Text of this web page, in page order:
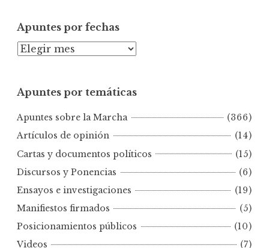
Apuntes por fechas
A
n
e
s
p
r
f
e
c
Apuntes por temáticas
Apuntes sobre la Marcha
(366)
Artículos de opinión
(14)
Cartas y documentos políticos
(15)
Discursos y Ponencias
(6)
Ensayos e investigaciones
(19)
Manifiestos firmados
(5)
Posicionamientos públicos
(10)
Videos
(7)